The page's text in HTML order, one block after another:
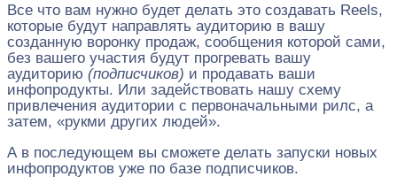
Все что вам нужно будет делать это создавать Reels,
которые будут направлять аудиторию в вашу
созданную воронку продаж, сообщения которой сами,
без вашего участия будут прогревать вашу
аудиторию (подписчиков) и продавать ваши
инфопродукты. Или задействовать нашу схему
привлечения аудитории с первоначальными рилс, а
затем, «рукми других людей».
А в последующем вы сможете делать запуски новых
инфопродуктов уже по базе подписчиков.